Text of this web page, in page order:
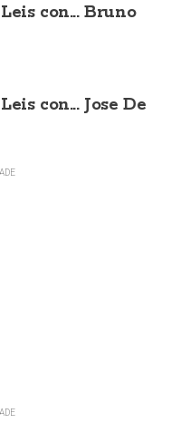
con... Bruno
con... Jose De